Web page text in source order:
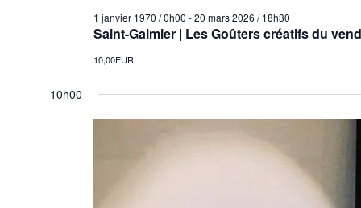
Saint-Galmier | Les Goûters créatifs du
1 janvier 1970 / 0h00 -20 mars 2026 / 18h30
10,00EUR
10h00